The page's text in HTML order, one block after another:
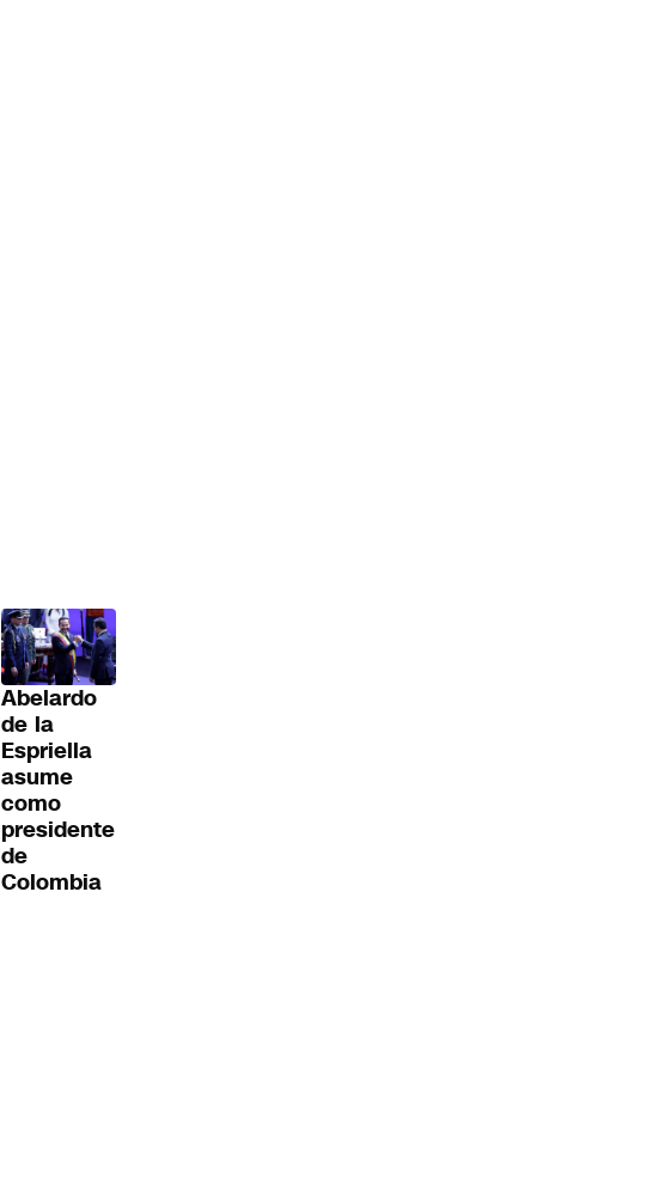
Abelardo
de la
Espriella
asume
como
presidente
de
Colombia